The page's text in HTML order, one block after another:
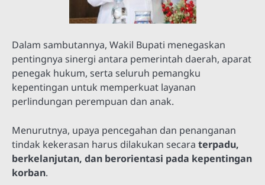
Dalam sambutannya, Wakil Bupati menegaskan
pentingnya sinergi antara pemerintah daerah, aparat
penegak hukum, serta seluruh pemangku
kepentingan untuk memperkuat layanan
perlindungan perempuan dan anak.
Menurutnya, upaya pencegahan dan penanganan
tindak kekerasan harus dilakukan secara terpadu,
berkelanjutan, dan berorientasi pada kepentingan
korban.